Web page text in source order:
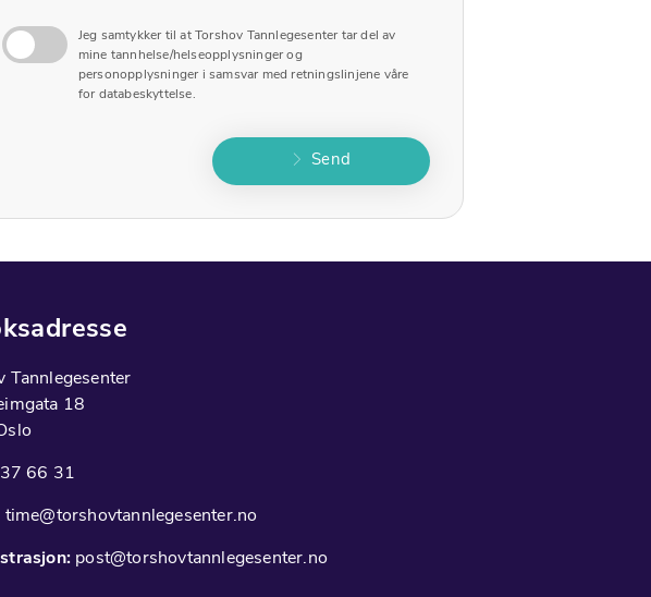
Jeg samtykker til at Torshov Tannlegesenter tar del av
mine tannhelse/helseopplysninger og
personopplysninger i samsvar med retningslinjene våre
for databeskyttelse.
Send
Tannlegesenter
18
66 31
time@torshovtannlegesenter.no
post@torshovtannlegesenter.no